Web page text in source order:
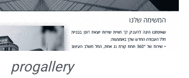
progallery